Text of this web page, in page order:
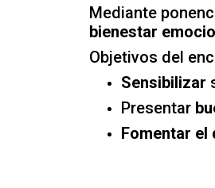
Mediante
bienestar
Objetivos del
Sensibilizar
Presentar
Fomentar el